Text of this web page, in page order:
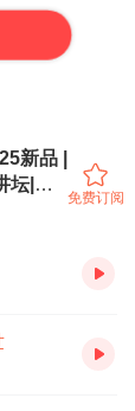
新品 |
坛|楚
免费订阅